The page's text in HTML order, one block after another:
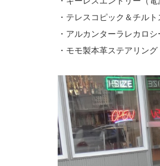
・テレスコピック＆チル
・アルカンターラレカロシ
・モモ製本革ステアリング